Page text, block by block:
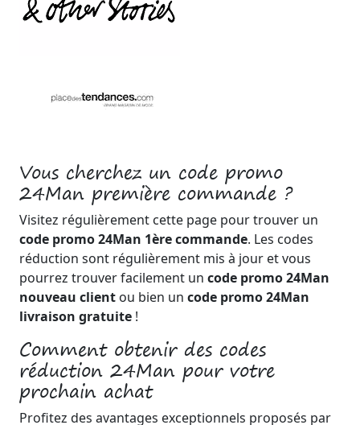
Vous cherchez un code promo
24Man première commande ?
Visitez régulièrement cette page pour trouver un
code promo 24Man 1ère commande. Les codes
réduction sont régulièrement mis à jour et vous
pourrez trouver facilement un code promo 24Man
nouveau client ou bien un code promo 24Man
livraison gratuite !
Comment obtenir des codes
réduction 24Man pour votre
prochain achat
Profitez des avantages exceptionnels proposés par